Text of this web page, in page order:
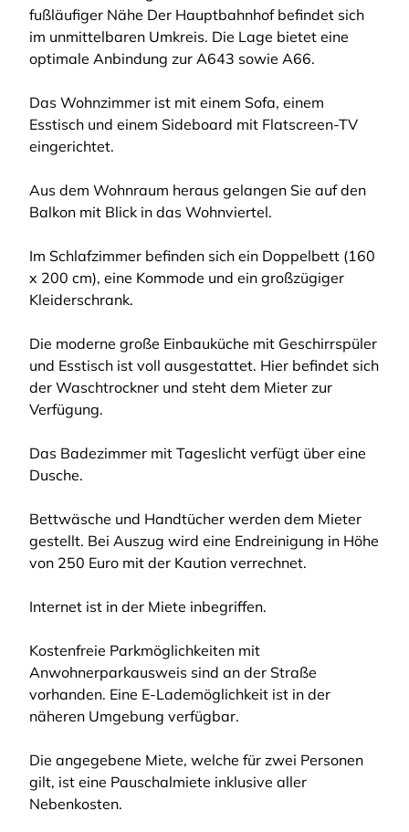
fußläufiger Nähe Der Hauptbahnhof befindet sich
im unmittelbaren Umkreis. Die Lage bietet eine
optimale Anbindung zur A643 sowie A66.
Das Wohnzimmer ist mit einem Sofa, einem
Esstisch und einem Sideboard mit Flatscreen-TV
eingerichtet.
Aus dem Wohnraum heraus gelangen Sie auf den
Balkon mit Blick in das Wohnviertel.
Im Schlafzimmer befinden sich ein Doppelbett (160
x 200 cm), eine Kommode und ein großzügiger
Kleiderschrank.
Die moderne große Einbauküche mit Geschirrspüler
und Esstisch ist voll ausgestattet. Hier befindet sich
der Waschtrockner und steht dem Mieter zur
Verfügung.
Das Badezimmer mit Tageslicht verfügt über eine
Dusche.
Bettwäsche und Handtücher werden dem Mieter
gestellt. Bei Auszug wird eine Endreinigung in Höhe
von 250 Euro mit der Kaution verrechnet.
Internet ist in der Miete inbegriffen.
Kostenfreie Parkmöglichkeiten mit
Anwohnerparkausweis sind an der Straße
vorhanden. Eine E-Lademöglichkeit ist in der
näheren Umgebung verfügbar.
Die angegebene Miete, welche für zwei Personen
gilt, ist eine Pauschalmiete inklusive aller
Nebenkosten.